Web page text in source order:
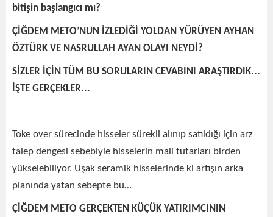
bitişin başlangıcı mı?
ÇİĞDEM METO’NUN İZLEDİĞİ YOLDAN YÜRÜYEN AYHAN
ÖZTÜRK VE NASRULLAH AYAN OLAYI NEYDİ?
SİZLER İÇİN TÜM BU SORULARIN CEVABINI ARAŞTIRDIK...
İŞTE GERÇEKLER...
Toke over sürecinde hisseler sürekli alınıp satıldığı için arz
talep dengesi sebebiyle hisselerin mali tutarları birden
yükselebiliyor. Uşak seramik hisselerinde ki artışın arka
planında yatan sebepte bu…
ÇİĞDEM METO GERÇEKTEN KÜÇÜK YATIRIMCININ